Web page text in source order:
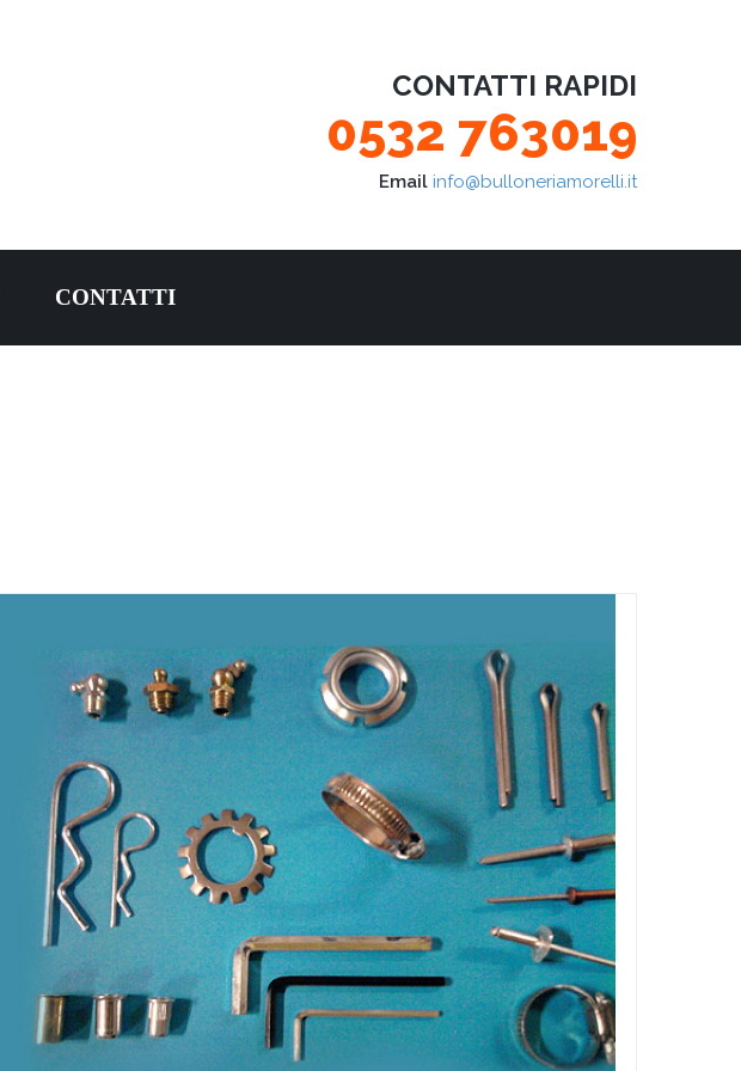
CONTATTI RAPIDI
0532 763019
Email info@bulloneriamorelli.it
CONTATTI